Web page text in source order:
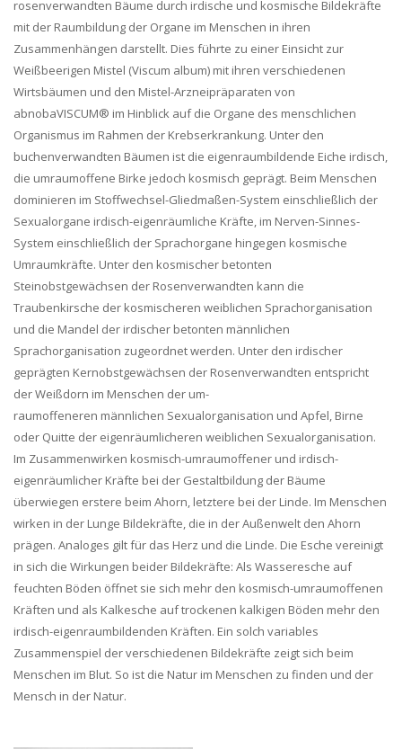
rosenverwandten Bäume durch irdische und kosmische Bildekräfte
mit der Raumbildung der Organe im Menschen in ihren
Zusammenhängen darstellt. Dies führte zu einer Einsicht zur
Weißbeerigen Mistel (Viscum album) mit ihren verschiedenen
Wirtsbäumen und den Mistel-Arzneipräparaten von
abnobaVISCUM® im Hinblick auf die Organe des menschlichen
Organismus im Rahmen der Krebserkrankung. Unter den
buchenverwandten Bäumen ist die eigenraumbildende Eiche irdisch,
die umraumoffene Birke jedoch kosmisch geprägt. Beim Menschen
dominieren im Stoffwechsel-Gliedmaßen-System einschließlich der
Sexualorgane irdisch-eigenräumliche Kräfte, im Nerven-Sinnes-
System einschließlich der Sprachorgane hingegen kosmische
Umraumkräfte. Unter den kosmischer betonten
Steinobstgewächsen der Rosenverwandten kann die
Traubenkirsche der kosmischeren weiblichen Sprachorganisation
und die Mandel der irdischer betonten männlichen
Sprachorganisation zugeordnet werden. Unter den irdischer
geprägten Kernobstgewächsen der Rosenverwandten entspricht
der Weißdorn im Menschen der um-
raumoffeneren männlichen Sexualorganisation und Apfel, Birne
oder Quitte der eigenräumlicheren weiblichen Sexualorganisation.
Im Zusammenwirken kosmisch-umraumoffener und irdisch-
eigenräumlicher Kräfte bei der Gestaltbildung der Bäume
überwiegen erstere beim Ahorn, letztere bei der Linde. Im Menschen
wirken in der Lunge Bildekräfte, die in der Außenwelt den Ahorn
prägen. Analoges gilt für das Herz und die Linde. Die Esche vereinigt
in sich die Wirkungen beider Bildekräfte: Als Wasseresche auf
feuchten Böden öffnet sie sich mehr den kosmisch-umraumoffenen
Kräften und als Kalkesche auf trockenen kalkigen Böden mehr den
irdisch-eigenraumbildenden Kräften. Ein solch variables
Zusammenspiel der verschiedenen Bildekräfte zeigt sich beim
Menschen im Blut. So ist die Natur im Menschen zu finden und der
Mensch in der Natur.